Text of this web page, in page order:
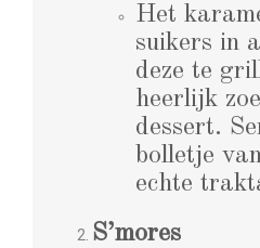
Het
suikers in
deze te
heerlijk
dessert.
bolletje
echte
S’mores